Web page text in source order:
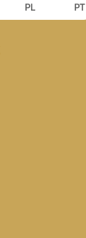
PL PT